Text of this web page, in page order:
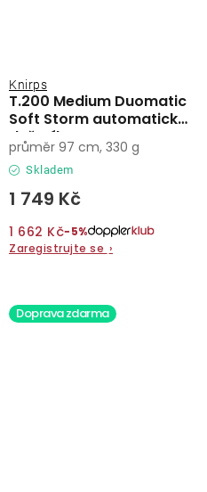
T.200 Medium Duomatic
Soft Storm automatický
deštník
Knirps
Skladem
1 749 Kč
1 662 Kč−5%
Zaregistrujte se ›
průměr 97 cm, 330 g
Doprava zdarma